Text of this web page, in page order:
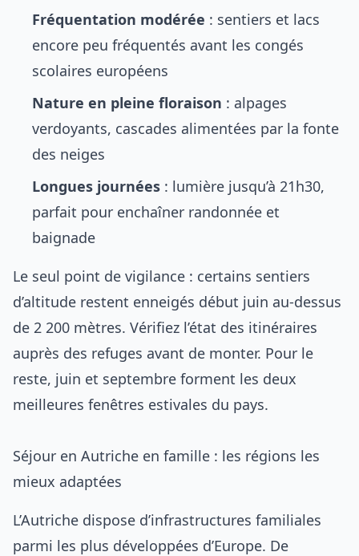
Fréquentation modérée : sentiers et lacs
encore peu fréquentés avant les congés
scolaires européens
Nature en pleine floraison : alpages
verdoyants, cascades alimentées par la fonte
des neiges
Longues journées : lumière jusqu’à 21h30,
parfait pour enchaîner randonnée et
baignade
Le seul point de vigilance : certains sentiers
d’altitude restent enneigés début juin au-dessus
de 2 200 mètres. Vérifiez l’état des itinéraires
auprès des refuges avant de monter. Pour le
reste, juin et septembre forment les deux
meilleures fenêtres estivales du pays.
Séjour en Autriche en famille : les régions les
mieux adaptées
L’Autriche dispose d’infrastructures familiales
parmi les plus développées d’Europe. De